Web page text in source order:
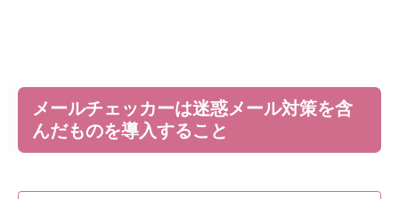
メールチェッカーは迷惑メール対策を含
んだものを導入すること